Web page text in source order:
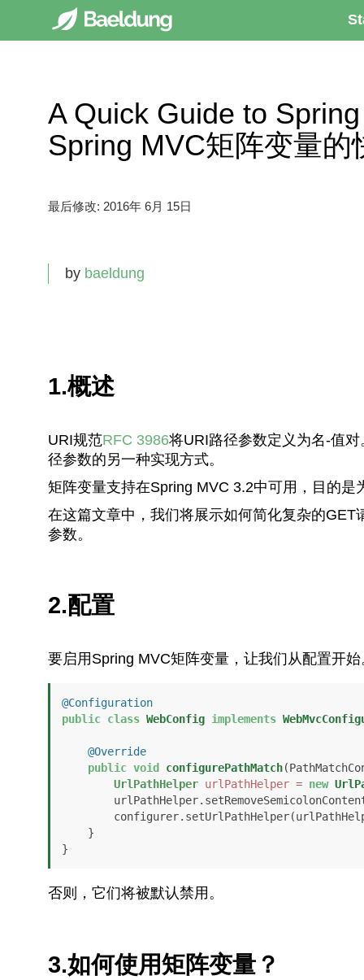
A Quick Guide to
Spring MVC矩阵变量的
最后修改: 2016年 6月 15日
by baeldung
1.概述
URI规范RFC 3986将URI路径参数定义为名-值
径参数的另一种实现方式。
矩阵变量支持在Spring MVC 3.2中可用，目的是
在这篇文章中，我们将展示如何简化复杂的
参数。
2.配置
要启用Spring MVC矩阵变量，让我们从配置开始
@Configuration
public class WebConfig implements
@Override
public void configurePathMatch
UrlPathHelper urlPathHelper = new
}
否则，它们将被默认禁用。
3.如何使用矩阵变量？